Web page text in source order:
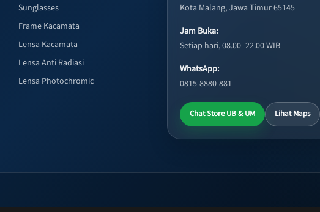
Sunglasses
Frame Kacamata
Lensa Kacamata
Lensa Anti Radiasi
Lensa Photochromic
Kota Malang, Jawa Timur 65145
Jam Buka:
Setiap hari, 08.00–22.00 WIB
WhatsApp:
0815-8880-881
Chat Store UB & UM Lihat Maps